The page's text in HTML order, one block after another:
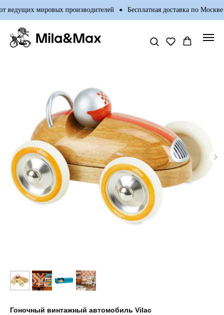
ведущих мировых производителей Бесплатная доставка по
Гоночный винтажный автомобиль Vilac